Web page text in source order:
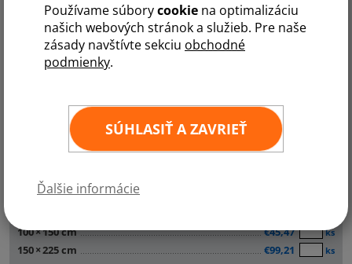
Používame súborycookie na optimalizáciu
našich webových stránok a služieb. Pre naše
zásady navštívte sekciu obchodné
podmienky.
SÚHLASIŤ A ZAVRIEŤ
Ďalšie informácie
A B Č D E G J K L M N R S T U Z
45 cm
100×150 cm €45,47 ks
150×225 cm €99,21 ks